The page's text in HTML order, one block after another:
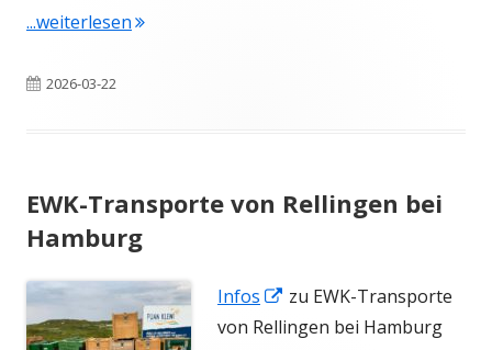
...weiterlesen"Einladung Jahreshauptversammlung 2026"
Veröffentlicht
2026-03-22
EWK-Transporte von Rellingen bei
Hamburg
Infos
In
neuem
zu EWK-Transporte
von Rellingen bei Hamburg